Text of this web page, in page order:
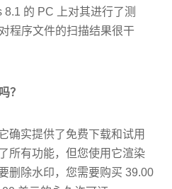
的 PC 上对其进行了测
程序文件的扫描结果很干
？
确实提供了免费下载和试用
所有功能，但您使用它渲染
删除水印，您需要购买 39.00